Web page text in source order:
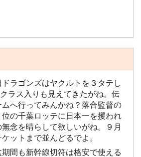
ラゴンズはヤクルトを３タテし
ラス入りも見えてきたがね。伝
へ行ってみんかね？落合監督の
の千葉ロッテに日本一を攫われ
念を晴らして欲しいがね。９月
ットまで並んどるでよ。
間も新幹線切符は格安で使える